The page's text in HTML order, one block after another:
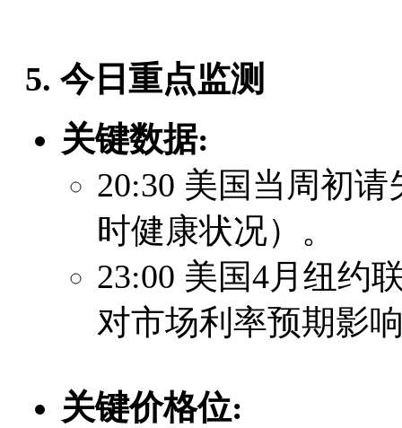
5. 今日重点监测
关键数据:
20:30 美国当周初
时健康状况）。
23:00 美国4月纽约
对市场利率预期影
关键价格位: